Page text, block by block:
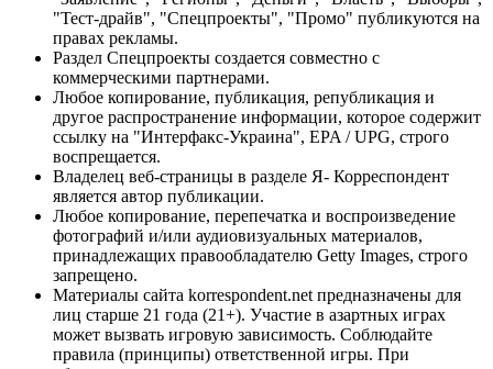
"Тест-драйв", "Спецпроекты", "Промо" публикуются на
правах рекламы.
Раздел Спецпроекты создается совместно с
коммерческими партнерами.
Любое копирование, публикация, републикация и
другое распространение информации, которое содержит
ссылку на "Интерфакс-Украина", EPA / UPG, строго
воспрещается.
Владелец веб-страницы в разделе Я- Корреспондент
является автор публикации.
Любое копирование, перепечатка и воспроизведение
фотографий и/или аудиовизуальных материалов,
принадлежащих правообладателю Getty Images, строго
запрещено.
Материалы сайта korrespondent.net предназначены для
лиц старше 21 года (21+). Участие в азартных играх
может вызвать игровую зависимость. Соблюдайте
правила (принципы) ответственной игры. При